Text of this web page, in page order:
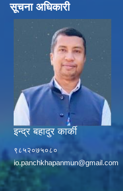
सूचना अधिकारी
इन्द्र बहादुर कार्की
९८५२०७५०८०
io.panchkhapanmun@gmail.com